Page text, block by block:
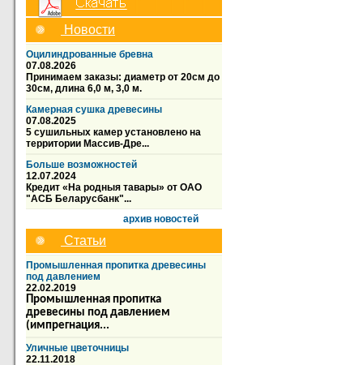
Новости
Оцилиндрованные бревна
07.08.2026
Принимаем заказы: диаметр от 20см до
30см, длина 6,0 м, 3,0 м.
Камерная сушка древесины
07.08.2025
5 сушильных камер установлено на
территории Массив-Дре...
Больше возможностей
12.07.2024
Кредит «На родныя тавары» от ОАО
"АСБ Беларусбанк"...
архив новостей
Статьи
Промышленная пропитка древесины
под давлением
22.02.2019
Промышленная пропитка
древесины под давлением
(импрегнация...
Уличные цветочницы
22.11.2018